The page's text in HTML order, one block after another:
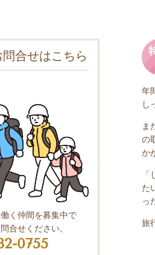
年
し
ま
の
か
た
っ
旅
合せはこちら
く仲間を募集中で
合せください。
0755